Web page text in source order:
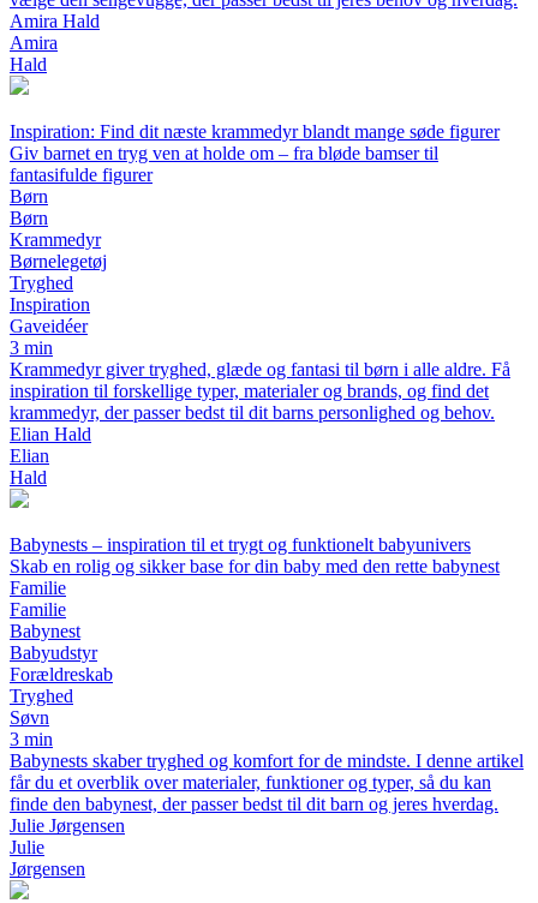
Amira Hald
Amira
Hald
Inspiration: Find dit næste krammedyr blandt mange søde figurer
Giv barnet en tryg ven at holde om – fra bløde bamser til
fantasifulde figurer
Børn
Børn
Krammedyr
Børnelegetøj
Tryghed
Inspiration
Gaveidéer
3 min
Krammedyr giver tryghed, glæde og fantasi til børn i alle aldre. Få
inspiration til forskellige typer, materialer og brands, og find det
krammedyr, der passer bedst til dit barns personlighed og behov.
Elian Hald
Elian
Hald
Babynests – inspiration til et trygt og funktionelt babyunivers
Skab en rolig og sikker base for din baby med den rette babynest
Familie
Familie
Babynest
Babyudstyr
Forældreskab
Tryghed
Søvn
3 min
Babynests skaber tryghed og komfort for de mindste. I denne artikel
får du et overblik over materialer, funktioner og typer, så du kan
finde den babynest, der passer bedst til dit barn og jeres hverdag.
Julie Jørgensen
Julie
Jørgensen